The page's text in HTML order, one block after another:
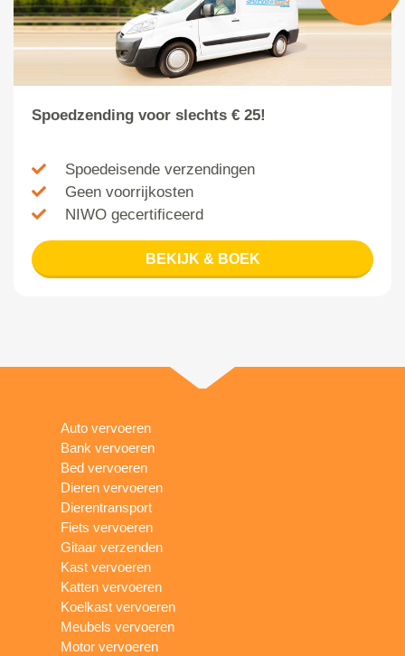
Spoedzending voor slechts € 25!
Spoedeisende verzendingen
Geen voorrijkosten
NIWO gecertificeerd
BEKIJK & BOEK
Auto vervoeren
Bank vervoeren
Bed vervoeren
Dieren vervoeren
Dierentransport
Fiets vervoeren
Gitaar verzenden
Kast vervoeren
Katten vervoeren
Koelkast vervoeren
Meubels vervoeren
Motor vervoeren